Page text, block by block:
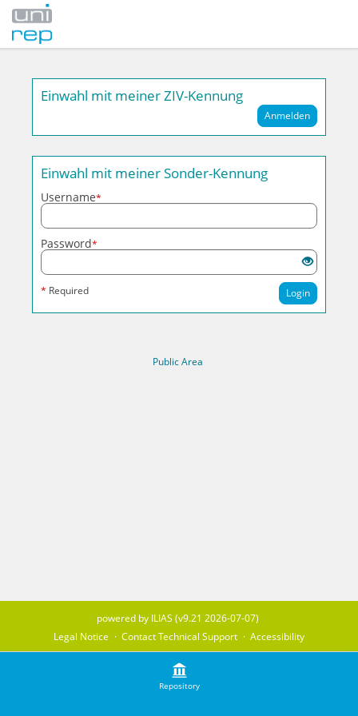
Repository
Einwahl mit meiner ZIV-Kennung
Anmelden
Einwahl mit meiner Sonder-Kennung
Username*
Password*
* Required Login
Public Area
powered by ILIAS (v9.21 2026-07-07)
Legal Notice
Contact Technical Support Accessibility